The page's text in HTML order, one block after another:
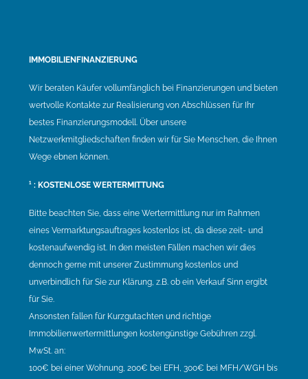
IMMOBILIENFINANZIERUNG
Wir beraten Käufer vollumfänglich bei Finanzierungen und bieten
wertvolle Kontakte zur Realisierung von Abschlüssen für Ihr
bestes Finanzierungsmodell. Über unsere
Netzwerkmitgliedschaften finden wir für Sie Menschen, die Ihnen
Wege ebnen können.
¹ : KOSTENLOSE WERTERMITTUNG
Bitte beachten Sie, dass eine Wertermittlung nur im Rahmen
eines Vermarktungsauftrages kostenlos ist, da diese zeit- und
kostenaufwendig ist. In den meisten Fällen machen wir dies
dennoch gerne mit unserer Zustimmung kostenlos und
unverbindlich für Sie zur Klärung, z.B. ob ein Verkauf Sinn ergibt
für Sie.
Ansonsten fallen für Kurzgutachten und richtige
Immobilienwertermittlungen kostengünstige Gebühren zzgl.
MwSt. an:
100€ bei einer Wohnung, 200€ bei EFH, 300€ bei MFH/WGH bis